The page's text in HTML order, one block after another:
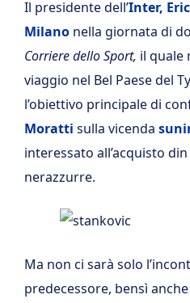
Il presidente dell’Inter,
Milano nella giornata di
Corriere dello Sport, il quale
viaggio nel Bel Paese del
l’obiettivo principale di
Moratti sulla vicenda
interessato all’acquisto
nerazzurre.
Ma non ci sarà solo
predecessore, bensì